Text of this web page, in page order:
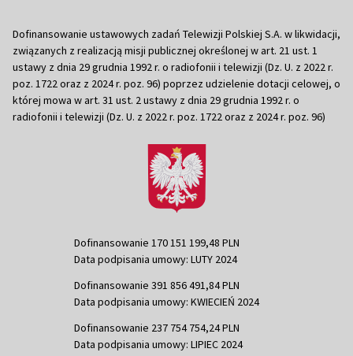
Dofinansowanie ustawowych zadań Telewizji Polskiej S.A. w likwidacji,
związanych z realizacją misji publicznej określonej w art. 21 ust. 1
ustawy z dnia 29 grudnia 1992 r. o radiofonii i telewizji (Dz. U. z 2022 r.
poz. 1722 oraz z 2024 r. poz. 96) poprzez udzielenie dotacji celowej, o
której mowa w art. 31 ust. 2 ustawy z dnia 29 grudnia 1992 r. o
radiofonii i telewizji (Dz. U. z 2022 r. poz. 1722 oraz z 2024 r. poz. 96)
Dofinansowanie 170 151 199,48 PLN
Data podpisania umowy: LUTY 2024
Dofinansowanie 391 856 491,84 PLN
Data podpisania umowy: KWIECIEŃ 2024
Dofinansowanie 237 754 754,24 PLN
Data podpisania umowy: LIPIEC 2024